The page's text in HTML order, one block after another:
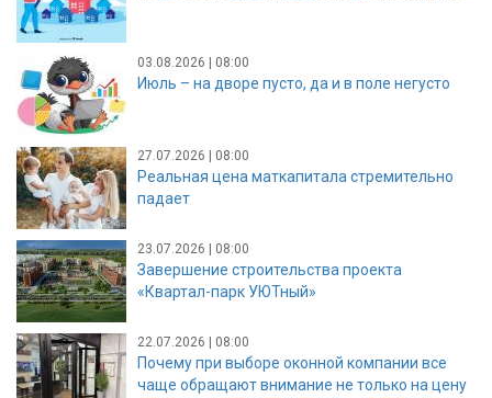
03.08.2026 | 08:00
Июль – на дворе пусто, да и в поле негусто
27.07.2026 | 08:00
Реальная цена маткапитала стремительно
падает
23.07.2026 | 08:00
Завершение строительства проекта
«Квартал-парк УЮТный»
22.07.2026 | 08:00
Почему при выборе оконной компании все
чаще обращают внимание не только на цену